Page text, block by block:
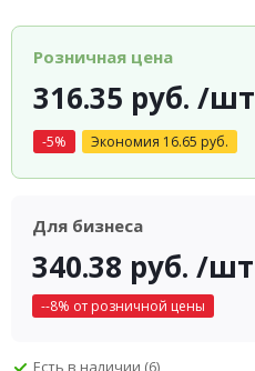
Розничная цена
316.35 руб. /шт
-5% Экономия 16.65 руб.
Для бизнеса
340.38 руб. /шт
--8% от розничной цены
Есть в наличии (6)